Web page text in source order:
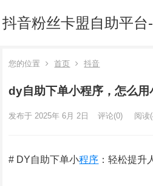
抖音粉丝卡盟自助平台
您的位置 首页 抖音
dy自助下单小程序，怎么用
发布于 2025年 6月 2日 评论(0) 阅读
# DY自助下单小程序 ：轻松提升